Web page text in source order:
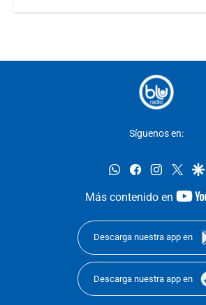
Síguenos en:
whatsappfacebookinstagram
Más contenido en
Descarga nuestra app en
Descarga nuestra app en